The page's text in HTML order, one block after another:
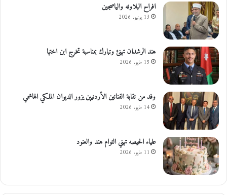
افراح البلاونه والياصجين
13 يونيو، 2026
هند الرشدان تهنئ وتبارك بمناسبة تخرج ابن اختها
15 مايو، 2026
وفد من نقابة الفنانين الأردنيين يزور الديوان الملكي الهاشمي
14 مايو، 2026
علياء الحيصه تهني التوام هند والعنود
11 مايو، 2026